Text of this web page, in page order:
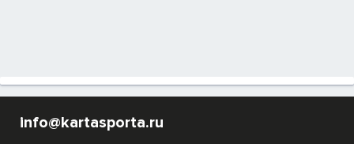
info@kartasporta.ru